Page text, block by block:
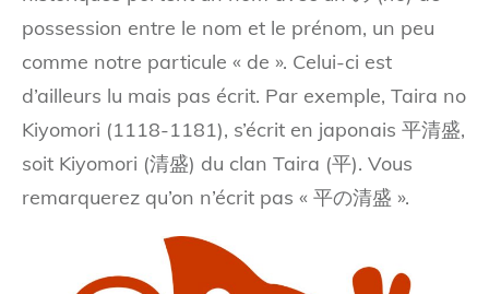
possession entre le nom et le prénom, un peu
comme notre particule « de ». Celui-ci est
d’ailleurs lu mais pas écrit. Par exemple, Taira no
Kiyomori (1118-1181), s’écrit en japonais 平清盛,
soit Kiyomori (清盛) du clan Taira (平). Vous
remarquerez qu’on n’écrit pas « 平の清盛 ».